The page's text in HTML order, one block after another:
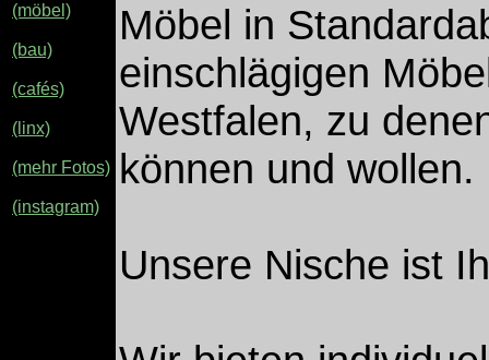
(möbel)
(bau)
(cafés)
(linx)
(mehr Fotos)
(instagram)
Möbel in
einschlägigen
Westfalen, zu
können und wollen.
Unsere Nische ist